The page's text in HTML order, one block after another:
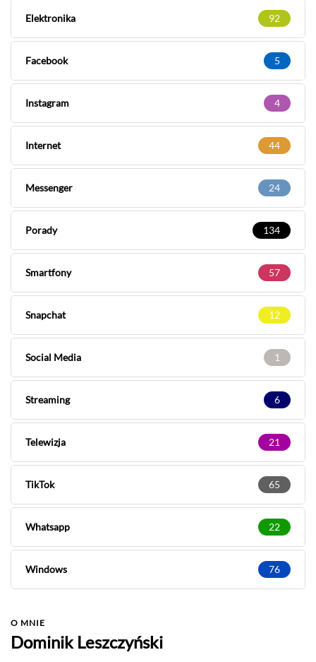
Elektronika 92
Facebook 5
Instagram 4
Internet 44
Messenger 24
Porady 134
Smartfony 57
Snapchat 12
Social Media 1
Streaming 6
Telewizja 21
TikTok 65
Whatsapp 22
Windows 76
O MNIE
Dominik Leszczyński